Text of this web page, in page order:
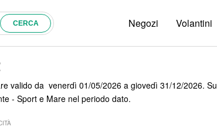
Negozi Volantini
valido da venerdì 01/05/2026 a giovedì 31/12/2026. Su
- Sport e Mare nel periodo dato.